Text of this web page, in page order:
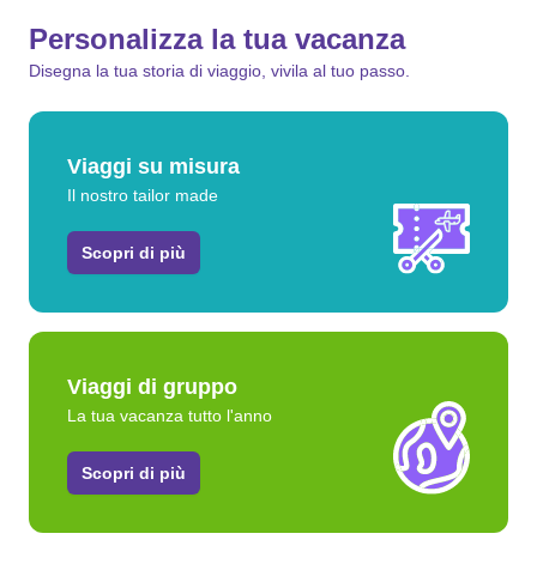
Personalizza la tua vacanza
Disegna la tua storia di viaggio, vivila al tuo passo.
Viaggi su misura
Il nostro tailor made
Scopri di più
Viaggi di gruppo
La tua vacanza tutto l'anno
Scopri di più